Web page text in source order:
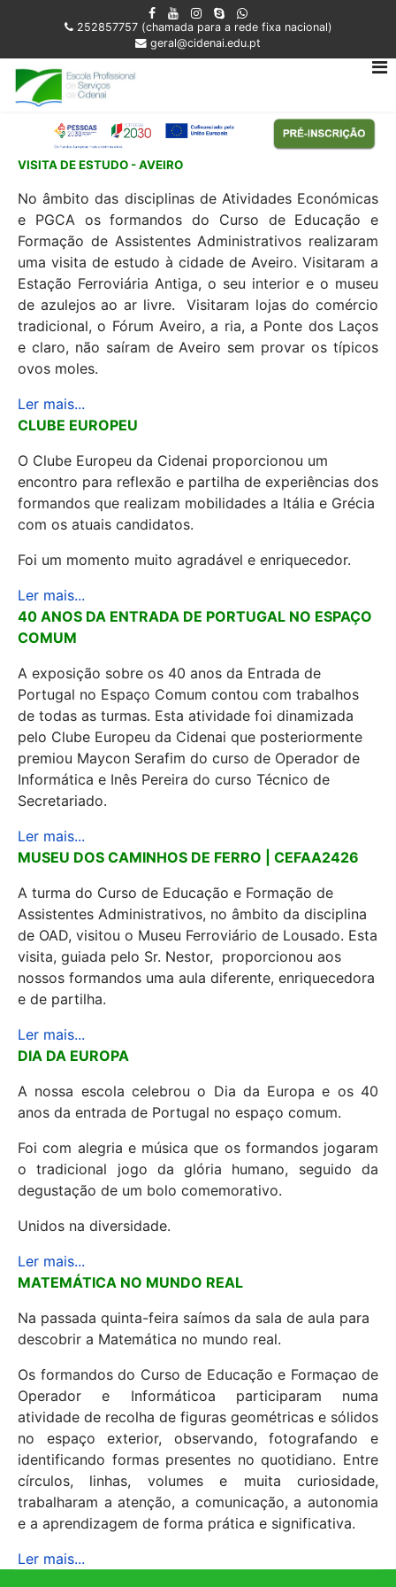
252857757 (chamada para a rede fixa nacional)
geral@cidenai.edu.pt
VISITA DE ESTUDO - AVEIRO
No âmbito das disciplinas de Atividades Económicas
e PGCA os formandos do Curso de Educação e
Formação de Assistentes Administrativos realizaram
uma visita de estudo à cidade de Aveiro. Visitaram a
Estação Ferroviária Antiga, o seu interior e o museu
de azulejos ao ar livre. Visitaram lojas do comércio
tradicional, o Fórum Aveiro, a ria, a Ponte dos Laços
e claro, não saíram de Aveiro sem provar os típicos
ovos moles.
Ler mais...
CLUBE EUROPEU
O Clube Europeu da Cidenai proporcionou um
encontro para reflexão e partilha de experiências dos
formandos que realizam mobilidades a Itália e Grécia
com os atuais candidatos.
Foi um momento muito agradável e enriquecedor.
Ler mais...
40 ANOS DA ENTRADA DE PORTUGAL NO ESPAÇO
COMUM
A exposição sobre os 40 anos da Entrada de
Portugal no Espaço Comum contou com trabalhos
de todas as turmas. Esta atividade foi dinamizada
pelo Clube Europeu da Cidenai que posteriormente
premiou Maycon Serafim do curso de Operador de
Informática e Inês Pereira do curso Técnico de
Secretariado.
Ler mais...
MUSEU DOS CAMINHOS DE FERRO | CEFAA2426
A turma do Curso de Educação e Formação de
Assistentes Administrativos, no âmbito da disciplina
de OAD, visitou o Museu Ferroviário de Lousado. Esta
visita, guiada pelo Sr. Nestor, proporcionou aos
nossos formandos uma aula diferente, enriquecedora
e de partilha.
Ler mais...
DIA DA EUROPA
A nossa escola celebrou o Dia da Europa e os 40
anos da entrada de Portugal no espaço comum.
Foi com alegria e música que os formandos jogaram
o tradicional jogo da glória humano, seguido da
degustação de um bolo comemorativo.
Unidos na diversidade.
Ler mais...
MATEMÁTICA NO MUNDO REAL
Na passada quinta-feira saímos da sala de aula para
descobrir a Matemática no mundo real.
Os formandos do Curso de Educação e Formaçao de
Operador e Informáticoa participaram numa
atividade de recolha de figuras geométricas e sólidos
no espaço exterior, observando, fotografando e
identificando formas presentes no quotidiano. Entre
círculos, linhas, volumes e muita curiosidade,
trabalharam a atenção, a comunicação, a autonomia
e a aprendizagem de forma prática e significativa.
Ler mais...